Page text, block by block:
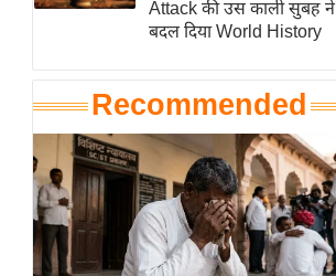
टेक्नॉलॉजी
घरेलू नुस्खे
पर्यटन स्थल
फिटनेस मंत्रा
रिलेशनशिप
राजनीति
विश्लेषण
Attack की उस काली सुबह ने
बदल दिया World History
Recommended